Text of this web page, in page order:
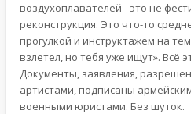
воздухоплавателей - это не
реконструкция. Это что-то
прогулкой и инструктажем на
взлетел, но тебя уже ищут». Всё
Документы, заявления,
артистами, подписаны
военными юристами. Без шуток.